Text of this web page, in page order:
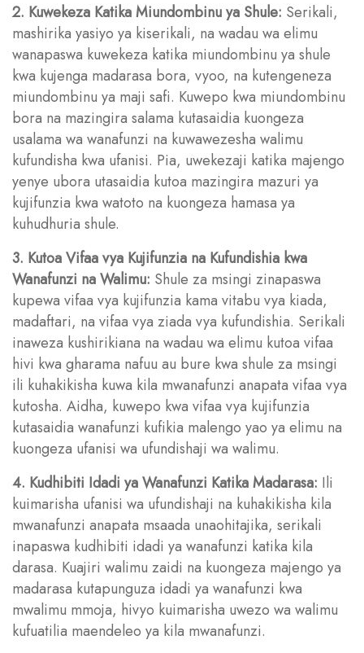
2. Kuwekeza Katika Miundombinu ya Shule: Serikali,
mashirika yasiyo ya kiserikali, na wadau wa elimu
wanapaswa kuwekeza katika miundombinu ya shule
kwa kujenga madarasa bora, vyoo, na kutengeneza
miundombinu ya maji safi. Kuwepo kwa miundombinu
bora na mazingira salama kutasaidia kuongeza
usalama wa wanafunzi na kuwawezesha walimu
kufundisha kwa ufanisi. Pia, uwekezaji katika majengo
yenye ubora utasaidia kutoa mazingira mazuri ya
kujifunzia kwa watoto na kuongeza hamasa ya
kuhudhuria shule.
3. Kutoa Vifaa vya Kujifunzia na Kufundishia kwa
Wanafunzi na Walimu: Shule za msingi zinapaswa
kupewa vifaa vya kujifunzia kama vitabu vya kiada,
madaftari, na vifaa vya ziada vya kufundishia. Serikali
inaweza kushirikiana na wadau wa elimu kutoa vifaa
hivi kwa gharama nafuu au bure kwa shule za msingi
ili kuhakikisha kuwa kila mwanafunzi anapata vifaa vya
kutosha. Aidha, kuwepo kwa vifaa vya kujifunzia
kutasaidia wanafunzi kufikia malengo yao ya elimu na
kuongeza ufanisi wa ufundishaji wa walimu.
4. Kudhibiti Idadi ya Wanafunzi Katika Madarasa: Ili
kuimarisha ufanisi wa ufundishaji na kuhakikisha kila
mwanafunzi anapata msaada unaohitajika, serikali
inapaswa kudhibiti idadi ya wanafunzi katika kila
darasa. Kuajiri walimu zaidi na kuongeza majengo ya
madarasa kutapunguza idadi ya wanafunzi kwa
mwalimu mmoja, hivyo kuimarisha uwezo wa walimu
kufuatilia maendeleo ya kila mwanafunzi.